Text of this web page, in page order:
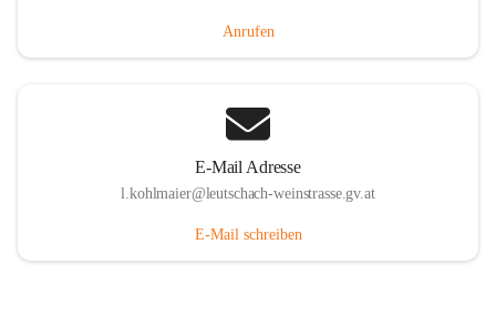
Anrufen
E-Mail Adresse
l.kohlmaier@leutschach-weinstrasse.gv.at
E-Mail schreiben